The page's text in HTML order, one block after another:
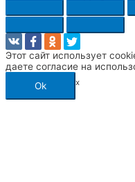
Этот сайт использует
даете согласие на
Ok
x